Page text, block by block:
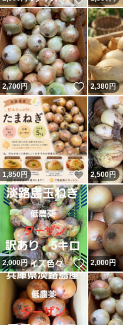
2,700円 いいね！
2,380円
1,850 円 いいね！
2,500円
2,000円 いいね！
2,000円